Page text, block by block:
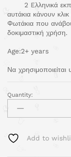
2 Eλληνικά
αυτάκια κάνουν
Φωτάκια που
δοκιμαστική χρήση.
Age:2+ years
Να
Quantity:
Add to